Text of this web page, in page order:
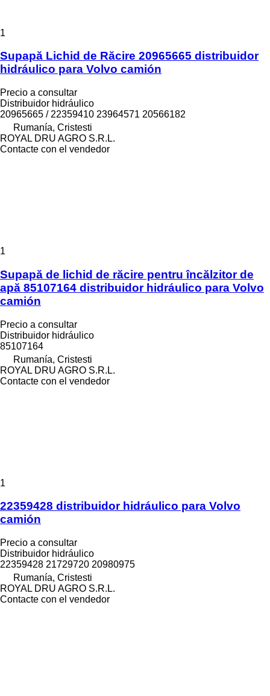
1
Supapă Lichid de Răcire 20965665 distribuidor
hidráulico para Volvo camión
Precio a consultar
Distribuidor hidráulico
20965665 / 22359410 23964571 20566182
Rumanía, Cristesti
ROYAL DRU AGRO S.R.L.
Contacte con el vendedor
1
Supapă de lichid de răcire pentru încălzitor de
apă 85107164 distribuidor hidráulico para Volvo
camión
Precio a consultar
Distribuidor hidráulico
85107164
Rumanía, Cristesti
ROYAL DRU AGRO S.R.L.
Contacte con el vendedor
1
22359428 distribuidor hidráulico para Volvo
camión
Precio a consultar
Distribuidor hidráulico
22359428 21729720 20980975
Rumanía, Cristesti
ROYAL DRU AGRO S.R.L.
Contacte con el vendedor